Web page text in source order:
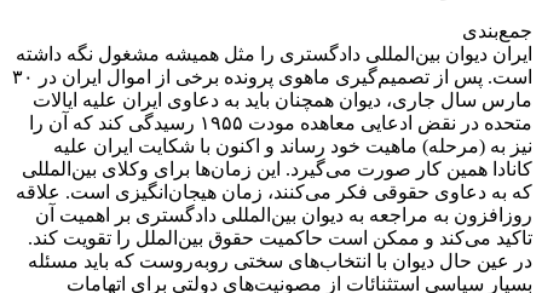
جمع‌بندی
ایران دیوان بین‌المللی دادگستری را مثل همیشه مشغول نگه داشته
است. پس از تصمیم‌گیری ماهوی پرونده برخی از اموال ایران در ۳۰
مارس سال جاری، دیوان همچنان باید به دعاوی ایران علیه ایالات
متحده در نقض ادعایی معاهده مودت ۱۹۵۵ رسیدگی کند که آن را
نیز به (مرحله) ماهیت خود رساند و اکنون با شکایت ایران علیه
کانادا همین کار صورت می‌گیرد. این زمان‌ها برای وکلای بین‌المللی
که به دعاوی حقوقی فکر می‌کنند، زمان هیجان‌انگیزی است. علاقه
روزافزون به مراجعه به دیوان بین‌المللی دادگستری بر اهمیت آن
تاکید می‌کند و ممکن است حاکمیت حقوق بین‌الملل را تقویت کند.
در عین حال دیوان با انتخاب‌های سختی روبه‌روست که باید مسئله
بسیار سیاسی استثنائات از مصونیت‌های دولتی برای اتهامات